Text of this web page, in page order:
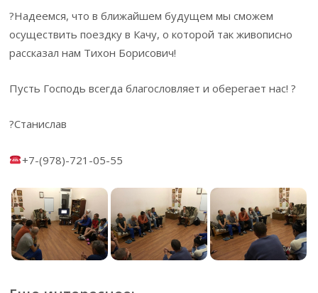
?Надеемся, что в ближайшем будущем мы сможем
осуществить поездку в Качу, о которой так живописно
рассказал нам Тихон Борисович!
Пусть Господь всегда благословляет и оберегает нас! ?
?Станислав
+7-(978)-721-05-55